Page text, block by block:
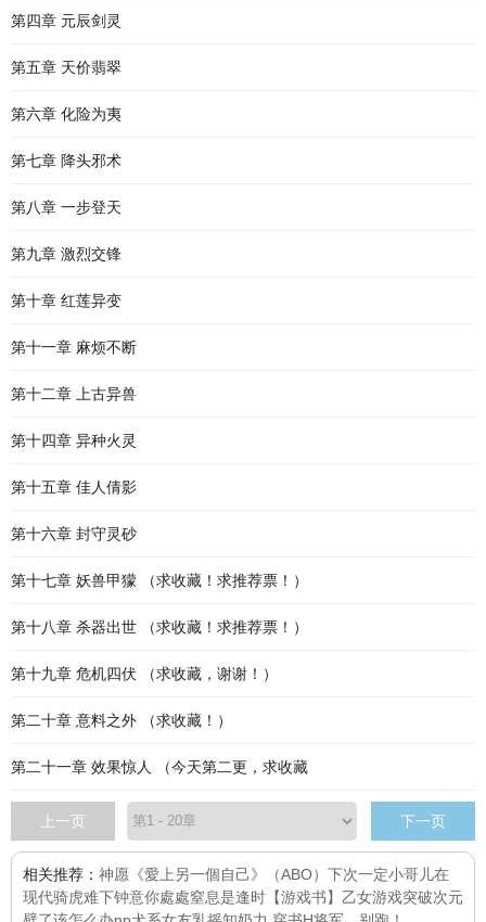
第四章 元辰剑灵
第五章 天价翡翠
第六章 化险为夷
第七章 降头邪术
第八章 一步登天
第九章 激烈交锋
第十章 红莲异变
第十一章 麻烦不断
第十二章 上古异兽
第十四章 异种火灵
第十五章 佳人倩影
第十六章 封守灵砂
第十七章 妖兽甲獴 （求收藏！求推荐票！）
第十八章 杀器出世 （求收藏！求推荐票！）
第十九章 危机四伏 （求收藏，谢谢！）
第二十章 意料之外 （求收藏！）
第二十一章 效果惊人 （今天第二更，求收藏
上一页 下一页
相关推荐： 神愿 《愛上另一個自己》（ABO） 下次一定小哥儿在
现代骑虎难下钟意你處處窒息是逢时 【游戏书】乙女游戏突破次元